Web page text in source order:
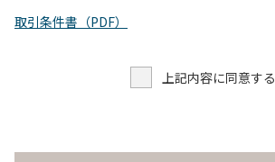
取引条件書（PDF）
上記内容に同意する